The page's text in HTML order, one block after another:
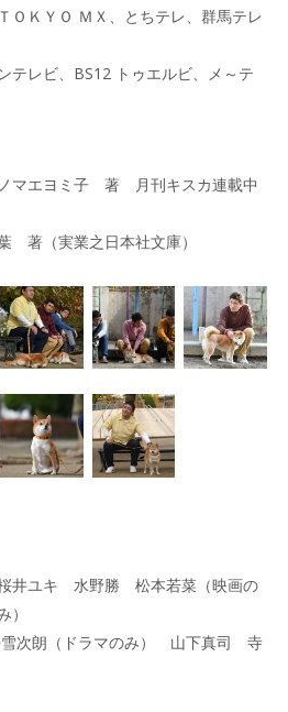
ＯＫＹＯ ＭＸ、とちテレ、群馬テレ
テレビ、BS12 トゥエルビ、メ～テ
マエヨミ子 著 月刊キスカ連載中
著（実業之日本社文庫）
井ユキ 水野勝 松本若菜（映画の
雪次朗（ドラマのみ） 山下真司 寺